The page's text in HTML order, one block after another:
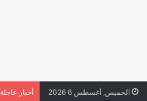
الخميس, أغسطس 6 2026 أخبار عاجلة